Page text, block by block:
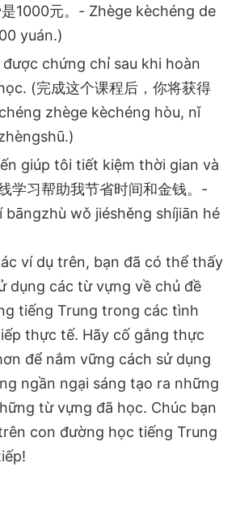
1000元。- Zhège kèchéng de
yuán.)
được chứng chỉ sau khi hoàn
(完成这个课程后，你将获得
zhège kèchéng hòu, nǐ
giúp tôi tiết kiệm thời gian và
学习帮助我节省时间和金钱。-
bāngzhù wǒ jiéshěng shíjiān hé
ví dụ trên, bạn đã có thể thấy
dụng các từ vựng về chủ đề
tiếng Trung trong các tình
thực tế. Hãy cố gắng thực
để nắm vững cách sử dụng
ngần ngại sáng tạo ra những
từ vựng đã học. Chúc bạn
con đường học tiếng Trung